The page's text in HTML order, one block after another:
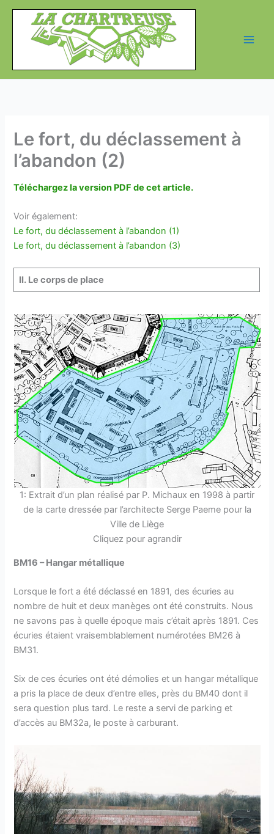
Aller
contenu
Le fort, du déclassement à
l’abandon (2)
Téléchargez la version PDF de cet article.
Voir également:
Le fort, du déclassement à l’abandon (1)
Le fort, du déclassement à l’abandon (3)
II. Le corps de place
1: Extrait d’un plan réalisé par P. Michaux en 1998 à partir
de la carte dressée par l’architecte Serge Paeme pour la
Ville de Liège
Cliquez pour agrandir
BM16 – Hangar métallique
Lorsque le fort a été déclassé en 1891, des écuries au
nombre de huit et deux manèges ont été construits. Nous
ne savons pas à quelle époque mais c’était après 1891. Ces
écuries étaient vraisemblablement numérotées BM26 à
BM31.
Six de ces écuries ont été démolies et un hangar métallique
a pris la place de deux d’entre elles, près du BM40 dont il
sera question plus tard. Le reste a servi de parking et
d’accès au BM32a, le poste à carburant.